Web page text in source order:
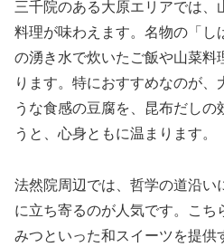
三千院のある大原エリアでは、
料理が味わえます。名物の「し
の湧き水で炊いたご飯や山菜料
ります。特におすすめなのが、
うな食感の豆腐を、昆布だしの
うと、心身ともに温まります。
法然院周辺では、哲学の道沿い
に立ち寄るのが人気です。こち
みつといった和スイーツを提供